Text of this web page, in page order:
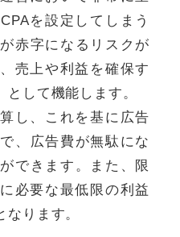
を設定してしまう
赤字になるリスクが
売上や利益を確保す
して機能します。
し、これを基に広告
、広告費が無駄にな
できます。また、限
必要な最低限の利益
ります。